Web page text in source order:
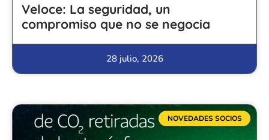
Veloce: La seguridad, un
compromiso que no se negocia
28 julio, 2026
NOVEDADES SOCIOS